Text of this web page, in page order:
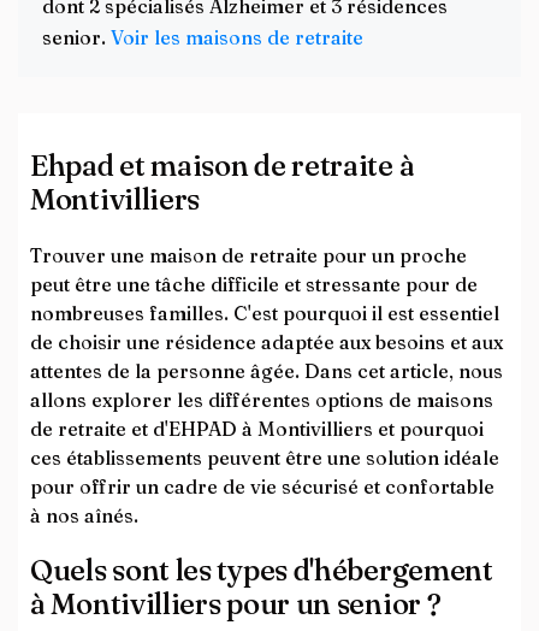
dont 2 spécialisés Alzheimer et 3 résidences
senior. Voir les maisons de retraite
Ehpad et maison de retraite à
Montivilliers
Trouver une maison de retraite pour un proche
peut être une tâche difficile et stressante pour de
nombreuses familles. C'est pourquoi il est essentiel
de choisir une résidence adaptée aux besoins et aux
attentes de la personne âgée. Dans cet article, nous
allons explorer les différentes options de maisons
de retraite et d'EHPAD à Montivilliers et pourquoi
ces établissements peuvent être une solution idéale
pour offrir un cadre de vie sécurisé et confortable
à nos aînés.
Quels sont les types d'hébergement
à Montivilliers pour un senior ?